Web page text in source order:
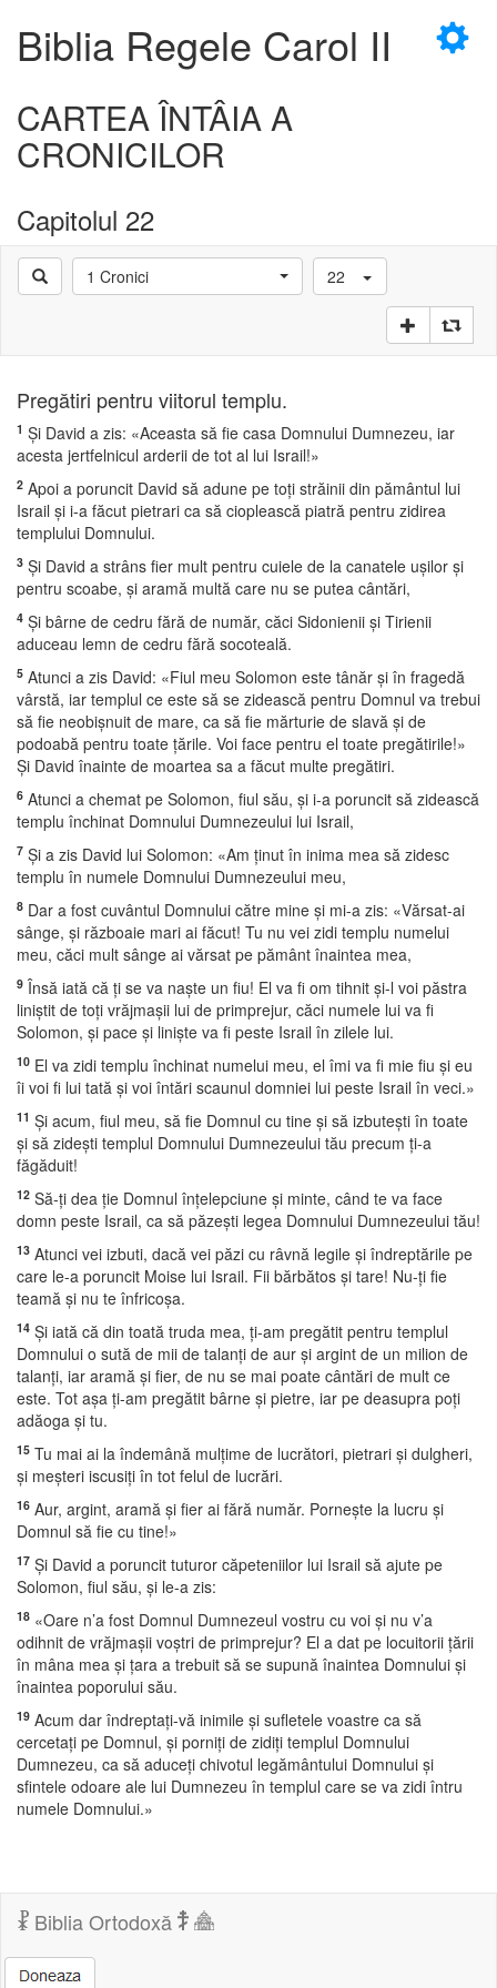
×
Biblia Regele Carol II
CARTEA ÎNTÂIA A
CRONICILOR
Capitolul 22
1 Cronici 22
Pregătiri pentru viitorul templu.
1 Şi David a zis: «Aceasta să fie casa Domnului Dumnezeu, iar
acesta jertfelnicul arderii de tot al lui Israil!»
2 Apoi a poruncit David să adune pe toţi străinii din pământul lui
Israil şi i-a făcut pietrari ca să cioplească piatră pentru zidirea
templului Domnului.
3 Şi David a strâns fier mult pentru cuiele de la canatele uşilor şi
pentru scoabe, şi aramă multă care nu se putea cântări,
4 Şi bârne de cedru fără de număr, căci Sidonienii şi Tirienii
aduceau lemn de cedru fără socoteală.
5 Atunci a zis David: «Fiul meu Solomon este tânăr şi în fragedă
vârstă, iar templul ce este să se zidească pentru Domnul va trebui
să fie neobişnuit de mare, ca să fie mărturie de slavă şi de
podoabă pentru toate ţările. Voi face pentru el toate pregătirile!»
Şi David înainte de moartea sa a făcut multe pregătiri.
6 Atunci a chemat pe Solomon, fiul său, şi i-a poruncit să zidească
templu închinat Domnului Dumnezeului lui Israil,
7 Şi a zis David lui Solomon: «Am ţinut în inima mea să zidesc
templu în numele Domnului Dumnezeului meu,
8 Dar a fost cuvântul Domnului către mine şi mi-a zis: «Vărsat-ai
sânge, şi războaie mari ai făcut! Tu nu vei zidi templu numelui
meu, căci mult sânge ai vărsat pe pământ înaintea mea,
9 Însă iată că ţi se va naşte un fiu! El va fi om tihnit şi-l voi păstra
liniştit de toţi vrăjmaşii lui de primprejur, căci numele lui va fi
Solomon, şi pace şi linişte va fi peste Israil în zilele lui.
10 El va zidi templu închinat numelui meu, el îmi va fi mie fiu şi eu
îi voi fi lui tată şi voi întări scaunul domniei lui peste Israil în veci.»
11 Şi acum, fiul meu, să fie Domnul cu tine şi să izbuteşti în toate
şi să zideşti templul Domnului Dumnezeului tău precum ţi-a
făgăduit!
12 Să-ţi dea ţie Domnul înţelepciune şi minte, când te va face
domn peste Israil, ca să păzeşti legea Domnului Dumnezeului tău!
13 Atunci vei izbuti, dacă vei păzi cu râvnă legile şi îndreptările pe
care le-a poruncit Moise lui Israil. Fii bărbătos şi tare! Nu-ţi fie
teamă şi nu te înfricoşa.
14 Şi iată că din toată truda mea, ţi-am pregătit pentru templul
Domnului o sută de mii de talanţi de aur şi argint de un milion de
talanţi, iar aramă şi fier, de nu se mai poate cântări de mult ce
este. Tot aşa ţi-am pregătit bârne şi pietre, iar pe deasupra poţi
adăoga şi tu.
15 Tu mai ai la îndemână mulţime de lucrători, pietrari şi dulgheri,
şi meşteri iscusiţi în tot felul de lucrări.
16 Aur, argint, aramă şi fier ai fără număr. Porneşte la lucru şi
Domnul să fie cu tine!»
17 Şi David a poruncit tuturor căpeteniilor lui Israil să ajute pe
Solomon, fiul său, şi le-a zis:
18 «Oare n’a fost Domnul Dumnezeul vostru cu voi şi nu v’a
odihnit de vrăjmaşii voştri de primprejur? El a dat pe locuitorii ţării
în mâna mea şi ţara a trebuit să se supună înaintea Domnului şi
înaintea poporului său.
19 Acum dar îndreptaţi-vă inimile şi sufletele voastre ca să
cercetaţi pe Domnul, şi porniţi de zidiţi templul Domnului
Dumnezeu, ca să aduceţi chivotul legământului Domnului şi
sfintele odoare ale lui Dumnezeu în templul care se va zidi întru
numele Domnului.»
Biblia Ortodoxă